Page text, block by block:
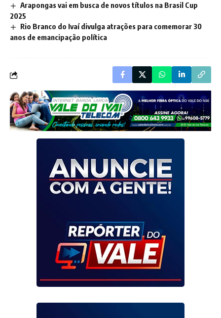
Arapongas vai em busca de novos títulos na Brasil Cup
2025
Rio Branco do Ivaí divulga atrações para comemorar 30
anos de emancipação política